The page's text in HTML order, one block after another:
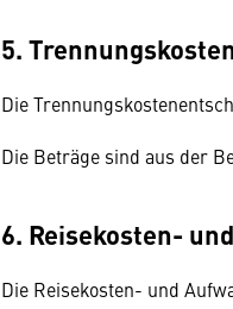
5.
Die
Die Beträge sind aus der
6. Reisekosten-
Die Reisekosten- und